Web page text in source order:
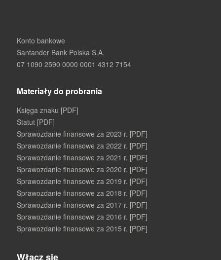
Konto bankowe
Santander Bank Polska S.A.
07 1090 2590 0000 0001 4312 7154
Materiały do probrania
Księga znaku [PDF]
Statut [PDF]
Sprawozdanie finansowe za 2023 r. [PDF]
Sprawozdanie finansowe za 2022 r. [PDF]
Sprawozdanie finansowe za 2021 r. [PDF]
Sprawozdanie finansowe za 2020 r. [PDF]
Sprawozdanie finansowe za 2019 r. [PDF]
Sprawozdanie finansowe za 2018 r. [PDF]
Sprawozdanie finansowe za 2017 r. [PDF]
Sprawozdanie finansowe za 2016 r. [PDF]
Sprawozdanie finansowe za 2015 r. [PDF]
Włącz się